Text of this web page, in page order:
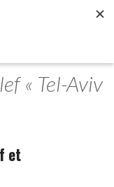
« Tel-Aviv
et